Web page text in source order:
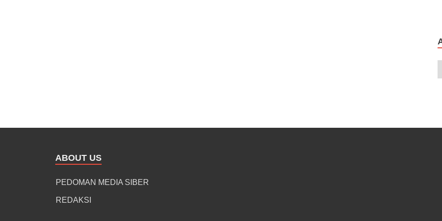
ABOUT US
PEDOMAN MEDIA SIBER
REDAKSI